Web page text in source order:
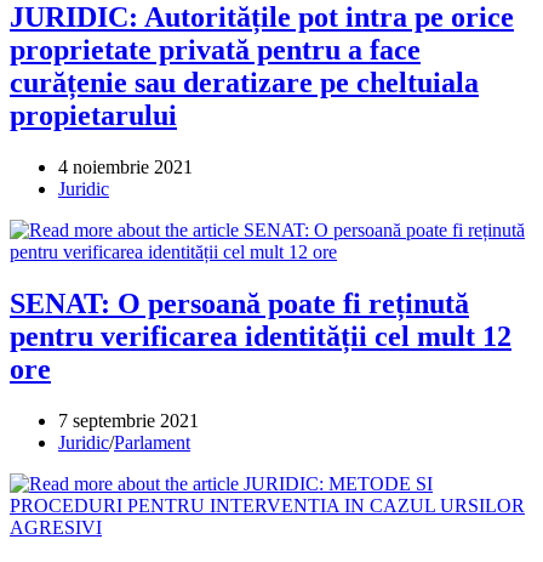
JURIDIC: Autoritățile pot intra pe orice
proprietate privată pentru a face
curățenie sau deratizare pe cheltuiala
propietarului
Post
published:
4 noiembrie 2021
Post
Juridic
SENAT: O persoană poate fi reținută
pentru verificarea identității cel mult 12
ore
Post
published:
7 septembrie 2021
Post
Juridic/Parlament